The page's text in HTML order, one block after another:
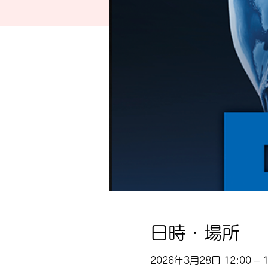
日時・場所
2026年3月28日 12:00 –